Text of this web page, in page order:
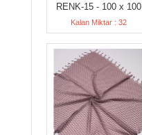
RENK-15 - 100 x 100
Kalan Miktar : 32